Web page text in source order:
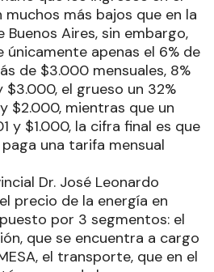
muchos más bajos que en la
Aires, sin embargo,
únicamente apenas el 6% de
de $3.000 mensuales, 8%
el grueso un 32%
$2.000, mientras que un
y $1.000, la cifra final es que
una tarifa mensual
Dr. José Leonardo
precio de la energía en
por 3 segmentos: el
que se encuentra a cargo
el transporte, que en el